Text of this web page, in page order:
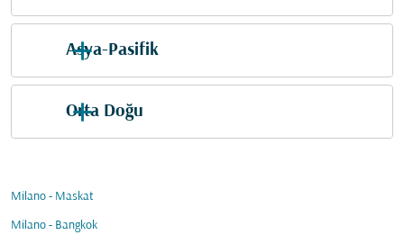
Asya-Pasifik
Orta Doğu
Milano - Maskat
Milano - Bangkok